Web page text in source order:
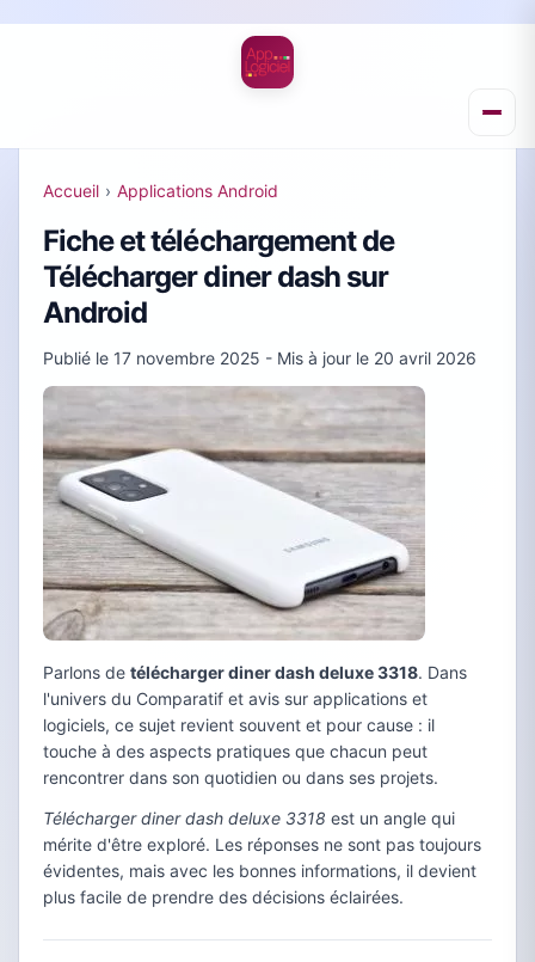
Accueil › Applications Android
Fiche et téléchargement de
Télécharger diner dash sur
Android
Publié le 17 novembre 2025 - Mis à jour le 20 avril 2026
Parlons de télécharger diner dash deluxe 3318. Dans
l'univers du Comparatif et avis sur applications et
logiciels, ce sujet revient souvent et pour cause : il
touche à des aspects pratiques que chacun peut
rencontrer dans son quotidien ou dans ses projets.
Télécharger diner dash deluxe 3318 est un angle qui
mérite d'être exploré. Les réponses ne sont pas toujours
évidentes, mais avec les bonnes informations, il devient
plus facile de prendre des décisions éclairées.